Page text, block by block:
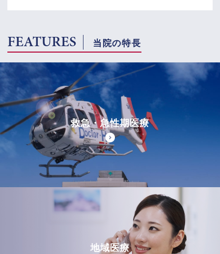
FEATURES 当院の特長
救急・急性期医療
地域医療